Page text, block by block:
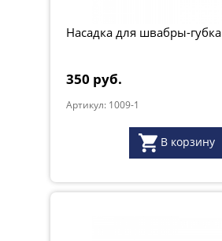
Насадка для швабры-губка
350 руб.
Артикул: 1009-1
В корзину